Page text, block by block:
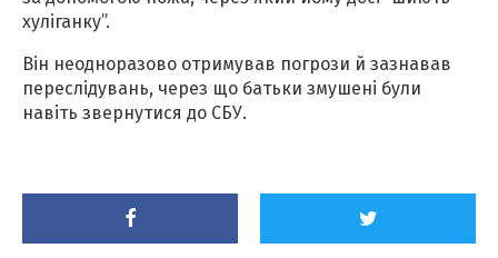
хуліганку”.
Він неодноразово отримував погрози й зазнавав
переслідувань, через що батьки змушені були
навіть звернутися до СБУ.